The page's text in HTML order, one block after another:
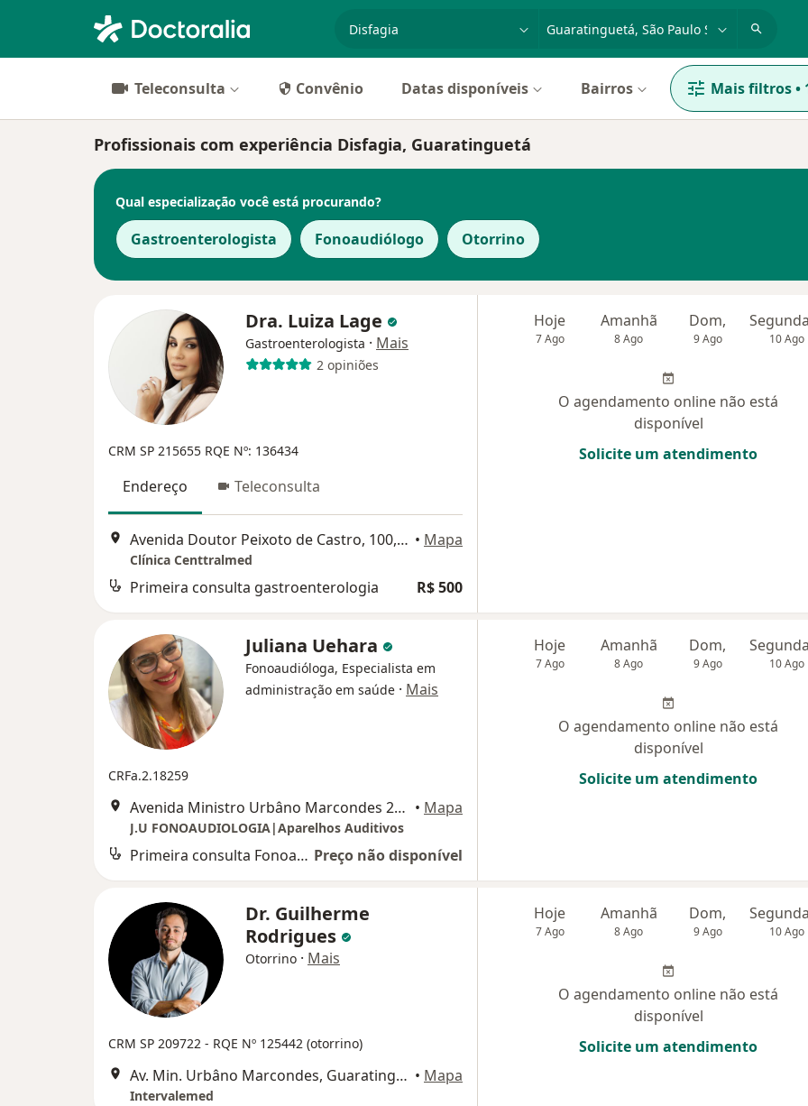
cidade ou região
Teleconsulta Convênio Datas disponíveis Bairros Mais filtros•
Profissionais com experiência Disfagia, Guaratinguetá
Qual especialização você está procurando?
Gastroenterologista Fonoaudiólogo Otorrino
Dra. Luiza Lage
Gastroenterologista · Mais
2 opiniões
CRM SP 215655 RQE Nº: 136434
Endereço Teleconsulta
Avenida Doutor Peixoto de Castro, 100, Lorena • Mapa
Clínica Centtralmed
Primeira consulta gastroenterologia R$ 500
Hoje
7 Ago
Amanhã
8 Ago
Dom,
9 Ago 10 Ago
O agendamento online não está
disponível
Solicite um atendimento
Juliana Uehara
Fonoaudióloga, Especialista em
administração em saúde · Mais
CRFa.2.18259
Avenida Ministro Urbâno Marcondes 238, Guaratinguetá • Mapa
J.U FONOAUDIOLOGIA|Aparelhos Auditivos
Primeira consulta Fonoaudiologia Preço não disponível
Hoje
7 Ago
Amanhã
8 Ago
Dom,
9 Ago 10 Ago
O agendamento online não está
disponível
Solicite um atendimento
Dr. Guilherme
Rodrigues
Otorrino · Mais
CRM SP 209722 - RQE Nº 125442 (otorrino)
Av. Min. Urbâno Marcondes, Guaratinguetá • Mapa
Intervalemed
Hoje
7 Ago
Amanhã
8 Ago
Dom,
9 Ago 10 Ago
O agendamento online não está
disponível
Solicite um atendimento